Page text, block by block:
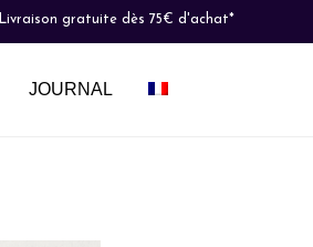
Livraison gratuite dès 75€ d'achat*
JOURNAL